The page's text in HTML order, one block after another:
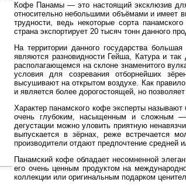
Кофе Панамы — это настоящий эксклюзив
относительно небольшими объёмами и имеет
трудности, ведь некоторые сорта
страна экспортирует 20 тысяч тонн данного
На территории данного государства
являются разновидности Гейша, Катура и
располагающемся на склоне знаменитого
условия для созревания отборнейших
высушивают на открытом воздухе. Как
и является более дорогостоящей, но
Характер панамского кофе эксперты
очень глубоким, насыщенным и сложным
дегустации можно уловить приятную
выпускается в зёрнах, реже встречается
производители отдают предпочтение средней
Панамский кофе обладает несомненной
его очень ценным продуктом на
коллекции или оригинальным подарком